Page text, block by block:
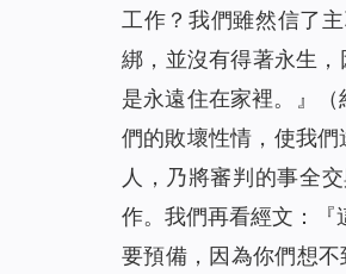
工作？我們雖然信了
綁，並沒有得著永生，
是永遠住在家裡。
』
們的敗壞性情，使我
人，乃將審判的事全
作。我們再看經文：『
要預備，因為你們想不